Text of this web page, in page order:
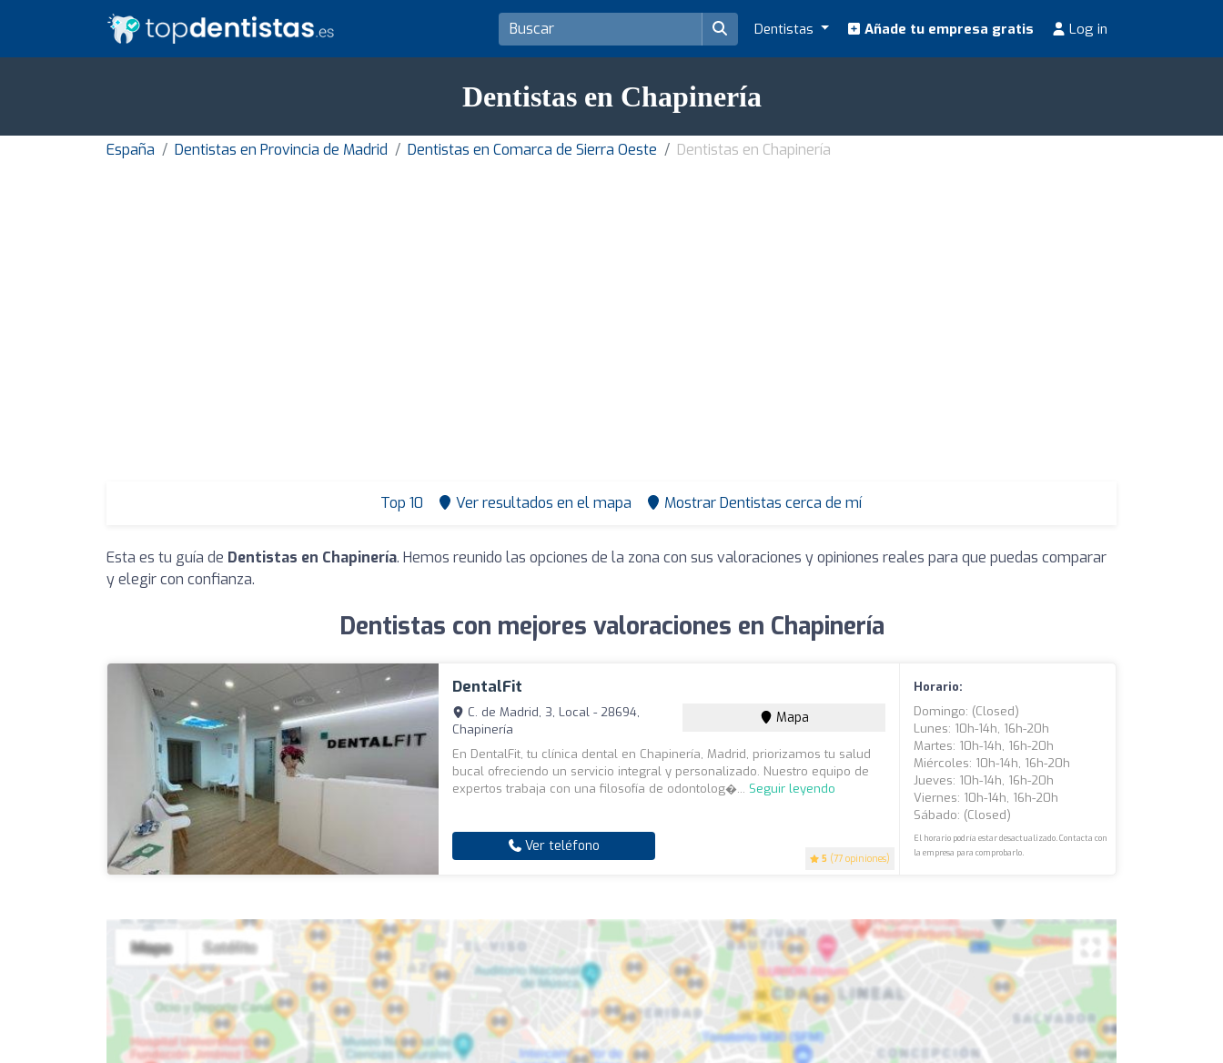
Dentistas Añade tu empresa gratis Log in
Dentistas en Chapinería
España Dentistas en Provincia de Madrid Dentistas en Comarca de Sierra Oeste Dentistas en Chapinería
Top 10 Ver resultados en el mapa Mostrar Dentistas cerca de mí
Esta es tu guía de Dentistas en Chapinería. Hemos reunido las opciones de la zona con sus valoraciones y opiniones reales para que puedas comparar
y elegir con confianza.
Dentistas con mejores valoraciones en Chapinería
DentalFit
5 (77 opiniones)
C. de Madrid, 3, Local - 28694,
Chapinería
Mapa
En DentalFit, tu clínica dental en Chapinería, Madrid, priorizamos tu salud
bucal ofreciendo un servicio integral y personalizado. Nuestro equipo de
expertos trabaja con una filosofía de odontolog�... Seguir leyendo
Ver teléfono
Horario:
Domingo: (closed)
Lunes: 10h-14h, 16h-20h
Martes: 10h-14h, 16h-20h
Miércoles: 10h-14h, 16h-20h
Jueves: 10h-14h, 16h-20h
Viernes: 10h-14h, 16h-20h
Sábado: (closed)
El horario podría estar desactualizado. Contacta con
la empresa para comprobarlo.